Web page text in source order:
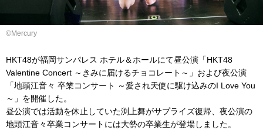
©Mercury
HKT48が福岡サンパレス ホテル＆ホールにて昼公演「HKT48
Valentine Concert ～きみに届けるチョコレート～」および夜公演
「地頭江音々 卒業コンサート ～愛され天使に駆け込みのI Love You
～」を開催した。
昼公演では活動を休止していた渕上舞がサプライズ復帰、夜公演の
地頭江音々卒業コンサートには大勢の卒業生が登場しました。